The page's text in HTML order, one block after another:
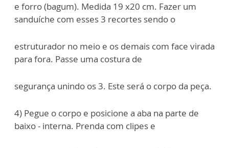
e forro (bagum). Medida 19 x20 cm. Fazer um
sanduíche com esses 3 recortes sendo o
estruturador no meio e os demais com face virada
para fora. Passe uma costura de
segurança unindo os 3. Este será o corpo da peça.
4) Pegue o corpo e posicione a aba na parte de
baixo - interna. Prenda com clipes e